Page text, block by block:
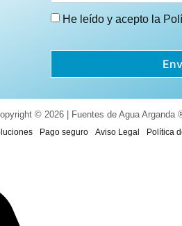
He leído y acepto la
© 2026 | Fuentes de Agua Arganda
Pago seguro Aviso Legal Política